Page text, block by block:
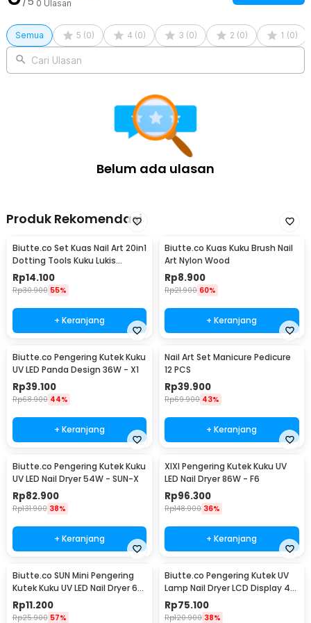
0 Ulasan
Semua 5 (0) 4 (0) 3 (0) 2 (0) 1 (0)
Cari Ulasan
Belum ada ulasan
Produk Rekomendasi
Biutte.co Set Kuas Nail Art 20in1
Dotting Tools Kuku Lukis
Profesional - X-19
Rp14.100
Rp30.900 55%
+ Keranjang
Biutte.co Kuas Kuku Brush Nail
Art Nylon Wood
Rp8.900
Rp21.900 60%
+ Keranjang
Biutte.co Pengering Kutek Kuku
UV LED Panda Design 36W - X1
Rp39.100
Rp68.900 44%
+ Keranjang
Nail Art Set Manicure Pedicure
12 PCS
Rp39.900
Rp69.900 43%
+ Keranjang
Biutte.co Pengering Kutek Kuku
UV LED Nail Dryer 54W - SUN-X
Rp82.900
Rp131.900 38%
+ Keranjang
XIXI Pengering Kutek Kuku UV
LED Nail Dryer 86W - F6
Rp96.300
Rp148.900 36%
+ Keranjang
Biutte.co SUN Mini Pengering
Kutek Kuku UV LED Nail Dryer 6W
- J-03
Rp11.200
Rp25.900 57%
Biutte.co Pengering Kutek UV
Lamp Nail Dryer LCD Display 45
LED 120W - Dmoley SUNX5MAX
Rp75.100
Rp120.900 38%